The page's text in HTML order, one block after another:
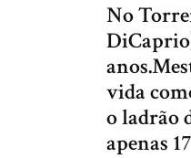
No
vida
o ladrão
apenas